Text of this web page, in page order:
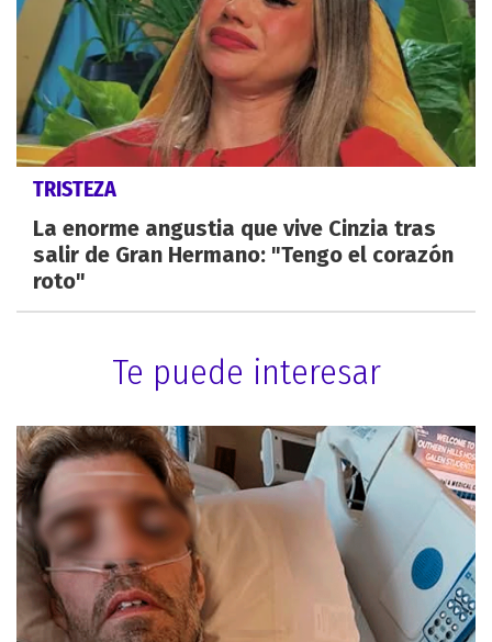
TRISTEZA
La enorme angustia que vive Cinzia tras
salir de Gran Hermano: "Tengo el corazón
roto"
Te puede interesar